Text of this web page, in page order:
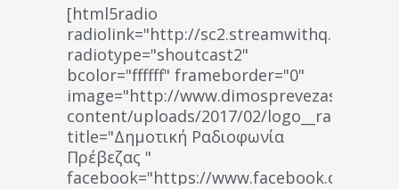
[html5radio
radiolink="http://
radiotype="shoutcast2"
bcolor="ffffff" frameborder="0"
image="http://www.dimosprevezas.gr/wp-
content/uploads/2017/02/
title="Δημοτική Ραδιοφωνία
Πρέβεζας "
facebook="https://www.facebook.com/